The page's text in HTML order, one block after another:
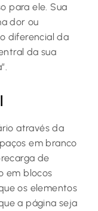
para ele. Sua
dor ou
diferencial da
da sua
através da
em branco
de
em blocos
os elementos
a página seja